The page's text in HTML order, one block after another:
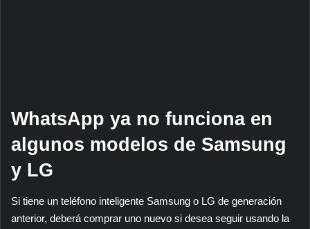
WhatsApp ya no funciona en
algunos modelos de Samsung
y LG
Si tiene un teléfono inteligente Samsung o LG de generación
anterior, deberá comprar uno nuevo si desea seguir usando la